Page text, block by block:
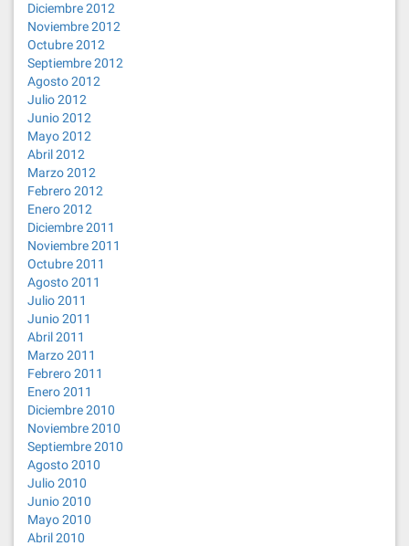
Diciembre 2012
Noviembre 2012
Octubre 2012
Septiembre 2012
Agosto 2012
Julio 2012
Junio 2012
Mayo 2012
Abril 2012
Marzo 2012
Febrero 2012
Enero 2012
Diciembre 2011
Noviembre 2011
Octubre 2011
Agosto 2011
Julio 2011
Junio 2011
Abril 2011
Marzo 2011
Febrero 2011
Enero 2011
Diciembre 2010
Noviembre 2010
Septiembre 2010
Agosto 2010
Julio 2010
Junio 2010
Mayo 2010
Abril 2010